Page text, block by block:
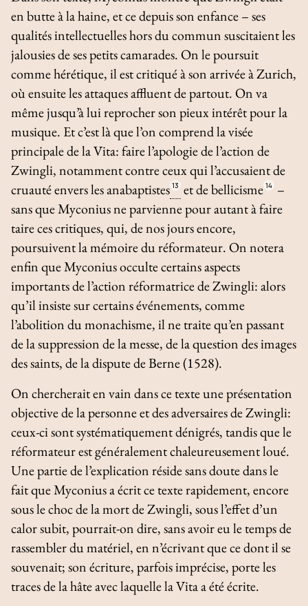
en butte à la haine, et ce depuis son enfance – ses
qualités intellectuelles hors du commun suscitaient les
jalousies de ses petits camarades. On le poursuit
comme hérétique, il est critiqué à son arrivée à Zurich,
où ensuite les attaques affluent de partout. On va
même jusqu’à lui reprocher son pieux intérêt pour la
musique. Et c’est là que l’on comprend la visée
principale de laVita: faire l’apologie de l’action de
Zwingli, notamment contre ceux qui l’accusaient de
cruauté envers les anabaptistes 13 et de bellicisme 14 –
sans que Myconius ne parvienne pour autant à faire
taire ces critiques, qui, de nos jours encore,
poursuivent la mémoire du réformateur. On notera
enfin que Myconius occulte certains aspects
importants de l’action réformatrice de Zwingli: alors
qu’il insiste sur certains événements, comme
l’abolition du monachisme, il ne traite qu’en passant
de la suppression de la messe, de la question des images
des saints, de la dispute de Berne (1528).
On chercherait en vain dans ce texte une présentation
objective de la personne et des adversaires de Zwingli:
ceux-ci sont systématiquement dénigrés, tandis que le
réformateur est généralement chaleureusement loué.
Une partie de l’explication réside sans doute dans le
fait que Myconius a écrit ce texte rapidement, encore
sous le choc de la mort de Zwingli, sous l’effet d’un
calorsubit, pourrait-on dire, sans avoir eu le temps de
rassembler du matériel, en n’écrivant que ce dont il se
souvenait; son écriture, parfois imprécise, porte les
traces de la hâte avec laquelle laVitaa été écrite.